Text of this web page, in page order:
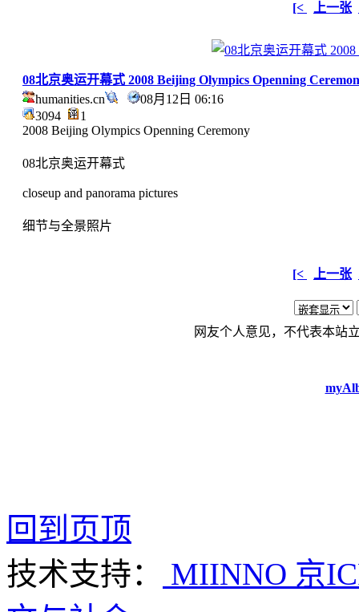
[< 上一张
08北京奥运开幕式 2008 Beijing Olympics Openning
humanities.cn
08月12日 06:16
3094
1
2008 Beijing Olympics Openning Ceremony
08北京奥运开幕式
closeup and panorama pictures
细节与全景照片
[< 上一张
网友个人意见，不代表本站
回到页顶
技术支持：
MIINNO 京